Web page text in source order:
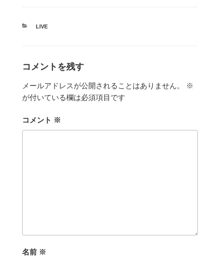
カ
LIVE
コメントを残す
メールアドレスが公開されることはありません。
※
が付いている欄は必須項目です
コメント ※
名前 ※